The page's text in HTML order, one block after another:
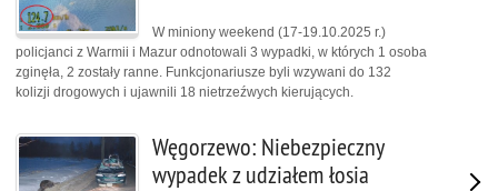
W miniony weekend (17-19.10.2025 r.)
policjanci z Warmii i Mazur odnotowali 3 wypadki, w których 1 osoba
zginęła, 2 zostały ranne. Funkcjonariusze byli wzywani do 132
kolizji drogowych i ujawnili 18 nietrzeźwych kierujących.
Węgorzewo: Niebezpieczny
wypadek z udziałem łosia